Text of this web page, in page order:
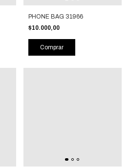
PHONE BAG 31966
$10.000,00
Comprar